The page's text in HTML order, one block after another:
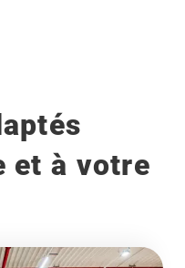
et à votre